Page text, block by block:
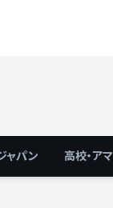
ャパン 高校・アマ